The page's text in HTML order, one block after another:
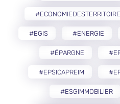
#EGIS #ENERGIE
#ÉPARGNE
#EPSICAPREIM
#ESGIMMOBILIER